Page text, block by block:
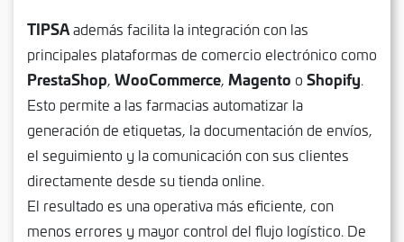
TIPSAademás facilita la integración con las
principales plataformas de comercio electrónico como
PrestaShop, WooCommerce, Magento o Shopify.
Esto permite a las farmacias automatizar la
generación de etiquetas, la documentación de envíos,
el seguimiento y la comunicación con sus clientes
directamente desde su tienda online.
El resultado es una operativa más eficiente, con
menos errores y mayor control del flujo logístico. De